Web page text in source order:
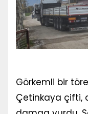
Görkemli bir
Çetinkaya çifti,